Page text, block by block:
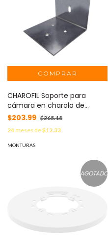
CHAROFIL Soporte para
cámara en charola de
peralte 116 mm MOD: CH-
$203.99 $265.18
24meses de$12.33
MONTURAS
AGOTADO